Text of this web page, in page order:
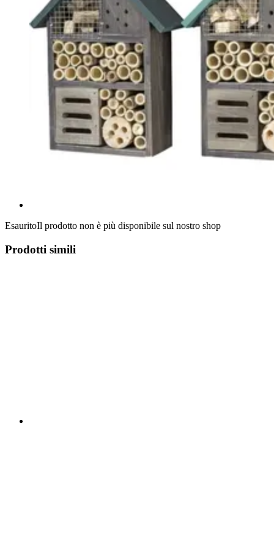
EsauritoIl prodotto non è più disponibile sul nostro shop
Prodotti simili